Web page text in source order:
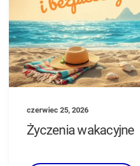
czerwiec 25, 2026
Życzenia wakacyjne